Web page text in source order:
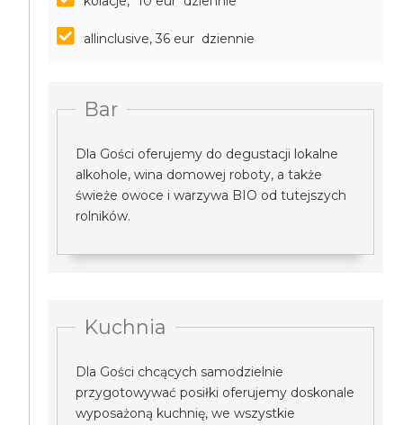
allinclusive, 36 eur dziennie
Bar
Dla Gości oferujemy do degustacji lokalne
alkohole, wina domowej roboty, a także
świeże owoce i warzywa BIO od tutejszych
rolników.
Kuchnia
Dla Gości chcących samodzielnie
przygotowywać posiłki oferujemy doskonale
wyposażoną kuchnię, we wszystkie